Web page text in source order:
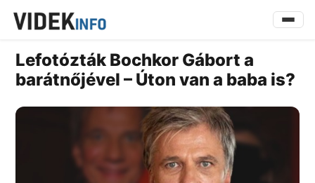
Lefotózták Bochkor Gábort a
barátnőjével – Úton van a baba is?